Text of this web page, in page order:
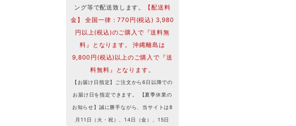
ング等で配送致します。
【配送料
金】 全国一律：770円(税込) 3,980
円以上(税込)のご購入で『送料無
料』となります。 沖縄離島は
9,800円(税込)以上のご購入で『送
料無料』となります。
【お届け日指定】ご注文から6日以降での
お届け日を指定できます。 【夏季休業の
お知らせ】誠に勝手ながら、当サイトは8
月11日（火・祝）、14日（金）、15日